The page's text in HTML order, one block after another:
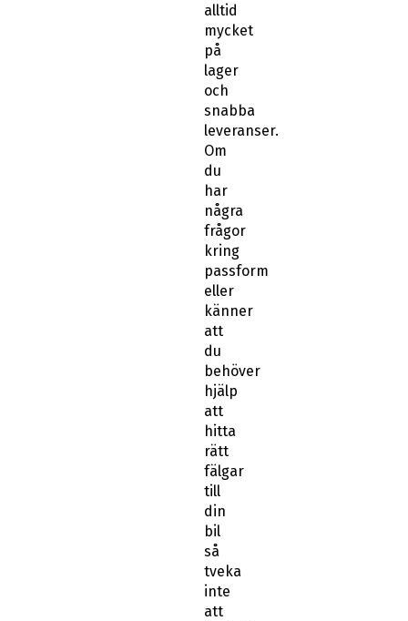
alltid
mycket
på
lager
och
snabba
leveranser.
Om
du
har
några
frågor
kring
passform
eller
känner
att
du
behöver
hjälp
att
hitta
rätt
fälgar
till
din
bil
så
tveka
inte
att